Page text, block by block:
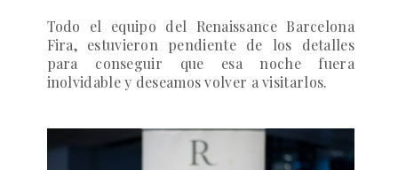
Todo el equipo del Renaissance Barcelona
Fira, estuvieron pendiente de los detalles
para conseguir que esa noche fuera
inolvidable y deseamos volver a visitarlos.